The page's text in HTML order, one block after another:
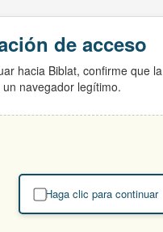
de acceso
hacia Biblat, confirme que
navegador legítimo.
Haga clic para continuar